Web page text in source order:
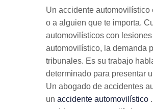
Un accidente
o a alguien que te importa.
automovilísticos con
automovilístico, la demanda
tribunales. Es su trabajo
determinado para presentar
Un abogado de accidentes
un accidente automovilístico